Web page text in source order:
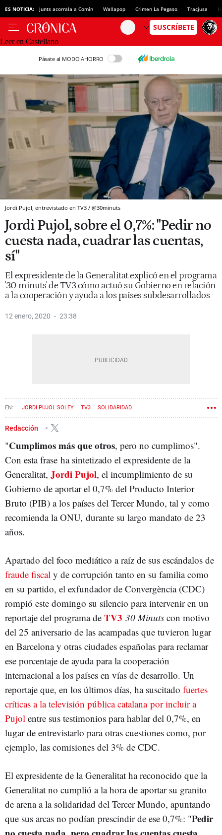
ES NOTICIA: Junts acorrala a Comín Wallapop Crimen La Pegaso Tracjusa
Leer en Castellano
Pásate al MODO AHORRO
Jordi Pujol, entrevistado en TV3 / @30minuts
Jordi Pujol, sobre el 0,7%: "Pedir no
cuesta nada, cuadrar las cuentas,
sí"
El expresidente de la Generalitat explicó en el programa
'30 minuts' de TV3 cómo actuó su Gobierno en relación
a la cooperación y ayuda a los países subdesarrollados
12 enero, 2020 23:38
JORDI PUJOL SOLEY TV3 SOLIDARIDAD
Redacción
"Cumplimos más que otros, pero no cumplimos".
Con esta frase ha sintetizado el expresidente de la
Generalitat, Jordi Pujol, el incumplimiento de su
Gobierno de aportar el 0,7% del Producto Interior
Bruto (PIB) a los países del Tercer Mundo, tal y como
recomienda la ONU, durante su largo mandato de 23
años.
Apartado del foco mediático a raíz de sus escándalos de
fraude fiscal y de corrupción tanto en su familia como
en su partido, el exfundador de Convergència (CDC)
rompió este domingo su silencio para intervenir en un
reportaje del programa de TV3 30 Minuts con motivo
del 25 aniversario de las acampadas que tuvieron lugar
en Barcelona y otras ciudades españolas para reclamar
ese porcentaje de ayuda para la cooperación
internacional a los países en vías de desarrollo. Un
reportaje que, en los últimos días, ha suscitado fuertes
críticas a la televisión pública catalana por incluir a
Pujol entre sus testimonios para hablar del 0,7%, en
lugar de entrevistarlo para otras cuestiones como, por
ejemplo, las comisiones del 3% de CDC.
El expresidente de la Generalitat ha reconocido que la
Generalitat no cumplió a la hora de aportar su granito
de arena a la solidaridad del Tercer Mundo, apuntando
que sus arcas no podían prescindir de ese 0,7%: "Pedir